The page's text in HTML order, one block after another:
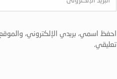
احفظ اسمي، بريدي الإلكتروني،
تعليقي.